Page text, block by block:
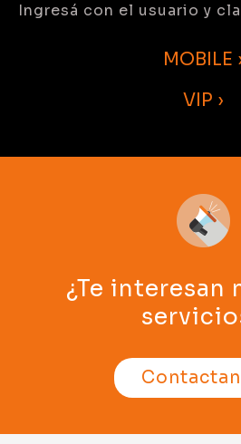
Ingresá con el usuario y
MOBILE
VIP ›
¿Te interesan